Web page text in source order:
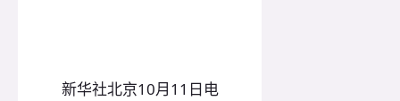
新华社北京10月11日电